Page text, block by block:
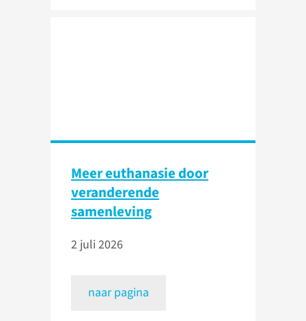
Meer euthanasie door
veranderende
samenleving
2 juli 2026
naar pagina